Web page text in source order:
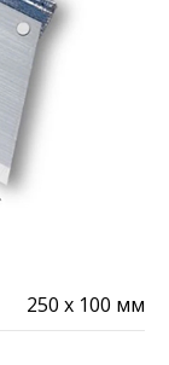
250 х 100 мм